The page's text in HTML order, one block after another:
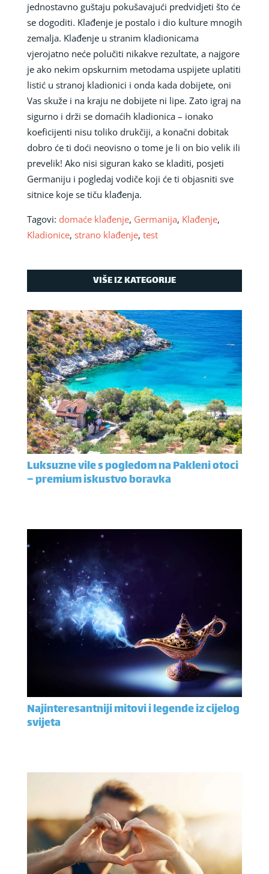
jednostavno guštaju pokušavajući predvidjeti što će
se dogoditi. Klađenje je postalo i dio kulture mnogih
zemalja. Klađenje u stranim kladionicama
vjerojatno neće polučiti nikakve rezultate, a najgore
je ako nekim opskurnim metodama uspijete uplatiti
listić u stranoj kladionici i onda kada dobijete, oni
Vas skuže i na kraju ne dobijete ni lipe. Zato igraj na
sigurno i drži se domaćih kladionica – ionako
koeficijenti nisu toliko drukčiji, a konačni dobitak
dobro će ti doći neovisno o tome je li on bio velik ili
prevelik! Ako nisi siguran kako se kladiti, posjeti
Germaniju i pogledaj vodiče koji će ti objasniti sve
sitnice koje se tiču klađenja.
Tagovi: domaće klađenje, Germanija, Klađenje,
Kladionice, strano klađenje, test
VIŠE IZ KATEGORIJE
Luksuzne vile s pogledom na Pakleni otoci
– premium iskustvo boravka
Najinteresantniji mitovi i legende iz cijelog
svijeta